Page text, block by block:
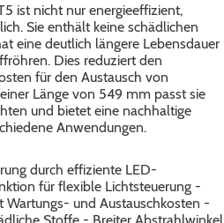
ist nicht nur energieeffizient,
Sie enthält keine schädlichen
eine deutlich längere Lebensdauer
Dies reduziert den
für den Austausch von
Länge von 549 mm passt sie
und bietet eine nachhaltige
Anwendungen.
durch effiziente LED-
für flexible Lichtsteuerung -
Wartungs- und Austauschkosten -